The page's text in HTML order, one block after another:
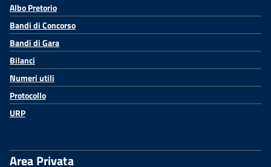
Albo Pretorio
Bandi di Concorso
Bandi di Gara
Bilanci
Numeri utili
Protocollo
URP
Area Privata